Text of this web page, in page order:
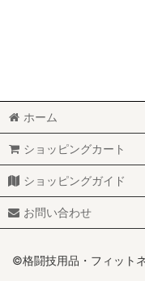
少林寺拳法
サンボ
レスリング
MARTIAL WORLD
ホーム
ショッピングカート
ショッピングガイド
お問い合わせ
©格闘技用品・フィット